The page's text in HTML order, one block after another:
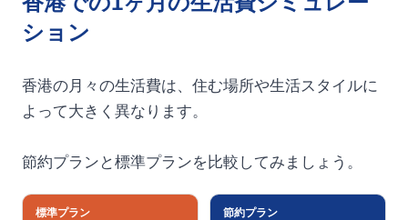
ション
香港の月々の生活費は、住む場所や生活スタイルに
よって大きく異なります。
節約プランと標準プランを比較してみましょう。
標準プラン 節約プラン